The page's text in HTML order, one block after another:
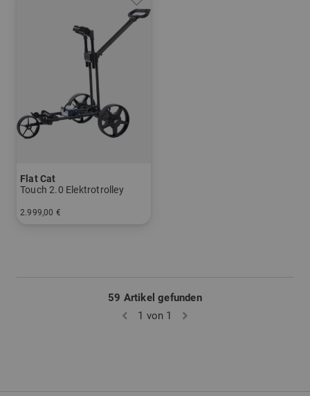
Flat Cat
Touch 2.0 Elektrotrolley
2.999,00 €
59 Artikel gefunden
1 von 1